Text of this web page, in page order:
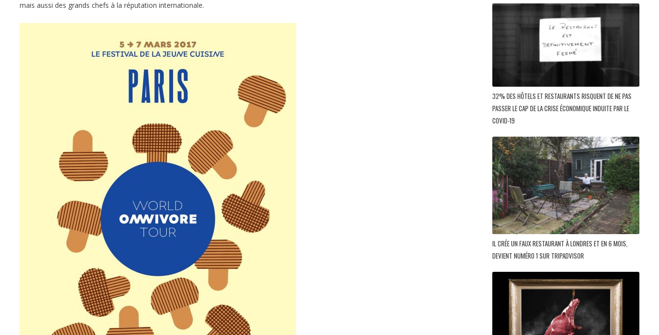
mais aussi des grands chefs à la réputation internationale.
32% DES HÔTELS ET RESTAURANTS RISQUENT DE NE PAS
PASSER LE CAP DE LA CRISE ÉCONOMIQUE INDUITE PAR LE
COVID-19
IL CRÉE UN FAUX RESTAURANT À LONDRES ET EN 6 MOIS,
DEVIENT NUMÉRO 1 SUR TRIPADVISOR